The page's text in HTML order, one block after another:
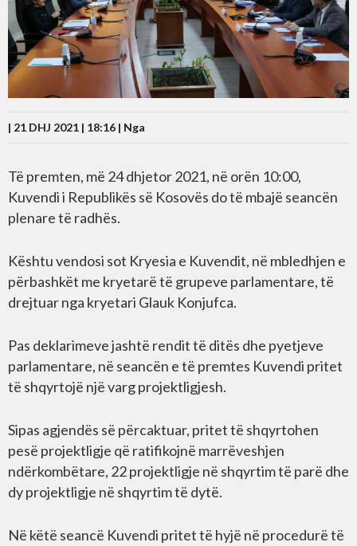
| 21 DHJ 2021 | 18:16 | Nga
Të premten, më 24 dhjetor 2021, në orën 10:00,
Kuvendi i Republikës së Kosovës do të mbajë seancën
plenare të radhës.
Kështu vendosi sot Kryesia e Kuvendit, në mbledhjen e
përbashkët me kryetarë të grupeve parlamentare, të
drejtuar nga kryetari Glauk Konjufca.
Pas deklarimeve jashtë rendit të ditës dhe pyetjeve
parlamentare, në seancën e të premtes Kuvendi pritet
të shqyrtojë një varg projektligjesh.
Sipas agjendës së përcaktuar, pritet të shqyrtohen
pesë projektligje që ratifikojnë marrëveshjen
ndërkombëtare, 22 projektligje në shqyrtim të parë dhe
dy projektligje në shqyrtim të dytë.
Në këtë seancë Kuvendi pritet të hyjë në procedurë të